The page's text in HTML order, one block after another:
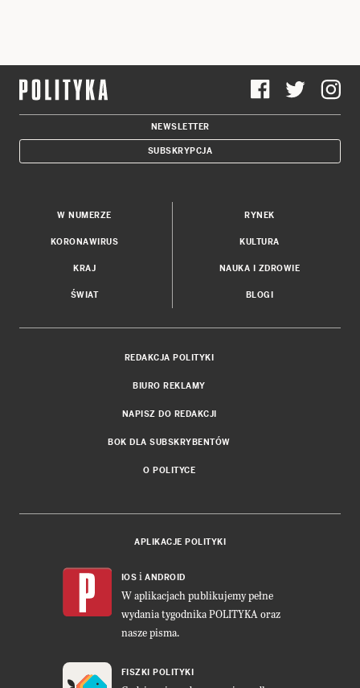
NEWSLETTER
SUBSKRYPCJA
W NUMERZE
KORONAWIRUS
KRAJ
ŚWIAT
RYNEK
KULTURA
NAUKA I ZDROWIE
BLOGI
REDAKCJA POLITYKI
BIURO REKLAMY
NAPISZ DO REDAKCJI
BOK DLA SUBSKRYBENTÓW
O POLITYCE
APLIKACJE POLITYKI
IOS i ANDROID
W aplikacjach publikujemy pełne
wydania tygodnika POLITYKA oraz
nasze pisma.
FISZKI POLITYKI